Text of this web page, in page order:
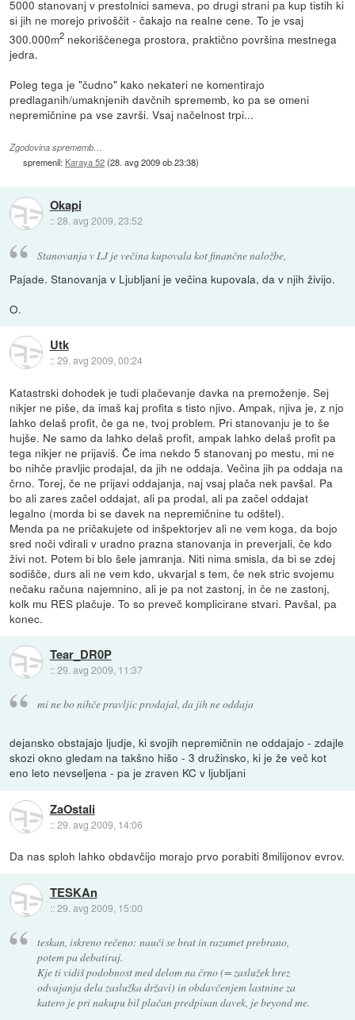
5000 stanovanj v prestolnici sameva, po drugi strani pa kup tistih ki
si jih ne morejo privoščit - čakajo na realne cene. To je vsaj
300.000m2 nekoriščenega prostora, praktično površina mestnega
jedra.
Poleg tega je "čudno" kako nekateri ne komentirajo
predlaganih/umaknjenih davčnih sprememb, ko pa se omeni
nepremičnine pa vse završi. Vsaj načelnost trpi...
Zgodovina sprememb…
spremenil: Karaya 52(28. avg 2009 ob 23:38)
Okapi
::28. avg 2009, 23:52
Stanovanja v LJ je večina kupovala kot finančne naložbe,
Pajade. Stanovanja v Ljubljani je večina kupovala, da v njih živijo.
O.
Utk
::29. avg 2009, 00:24
Katastrski dohodek je tudi plačevanje davka na premoženje. Sej
nikjer ne piše, da imaš kaj profita s tisto njivo. Ampak, njiva je, z njo
lahko delaš profit, če ga ne, tvoj problem. Pri stanovanju je to še
hujše. Ne samo da lahko delaš profit, ampak lahko delaš profit pa
tega nikjer ne prijaviš. Če ima nekdo 5 stanovanj po mestu, mi ne
bo nihče pravljic prodajal, da jih ne oddaja. Večina jih pa oddaja na
črno. Torej, če ne prijavi oddajanja, naj vsaj plača nek pavšal. Pa
bo ali zares začel oddajat, ali pa prodal, ali pa začel oddajat
legalno (morda bi se davek na nepremičnine tu odštel).
Menda pa ne pričakujete od inšpektorjev ali ne vem koga, da bojo
sred noči vdirali v uradno prazna stanovanja in preverjali, če kdo
živi not. Potem bi blo šele jamranja. Niti nima smisla, da bi se zdej
sodišče, durs ali ne vem kdo, ukvarjal s tem, če nek stric svojemu
nečaku računa najemnino, ali je pa not zastonj, in če ne zastonj,
kolk mu RES plačuje. To so preveč komplicirane stvari. Pavšal, pa
konec.
Tear_DR0P
::29. avg 2009, 11:37
mi ne bo nihče pravljic prodajal, da jih ne oddaja
dejansko obstajajo ljudje, ki svojih nepremičnin ne oddajajo - zdajle
skozi okno gledam na takšno hišo - 3 družinsko, ki je že več kot
eno leto nevseljena - pa je zraven KC v ljubljani
ZaOstali
::29. avg 2009, 14:06
Da nas sploh lahko obdavčijo morajo prvo porabiti 8milijonov evrov.
TESKAn
::29. avg 2009, 15:00
teskan, iskreno rečeno: nauči se brat in razumet prebrano,
potem pa debatiraj.
Kje ti vidiš podobnost med delom na črno (= zaslužek brez
odvajanja dela zaslužka državi) in obdavčenjem lastnine za
katero je pri nakupu bil plačan predpisan davek, je beyond me.